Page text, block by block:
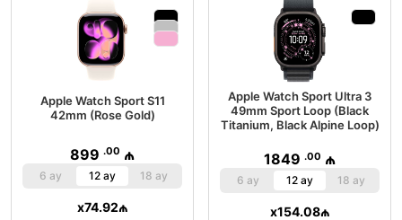
Apple Watch Sport S11
42mm (Rose Gold)
899 .00 ₼
6 ay 12 ay 18 ay
x74.92₼
Apple Watch Sport Ultra 3
49mm Sport Loop (Black
Titanium, Black Alpine Loop)
1849 .00 ₼
6 ay 12 ay 18 ay
x154.08₼